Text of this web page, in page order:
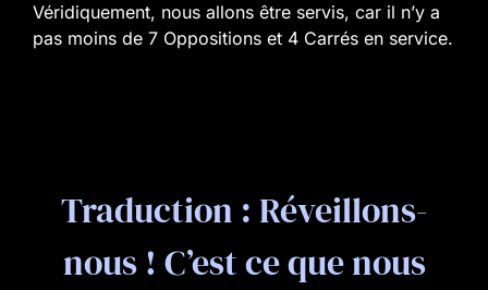
Véridiquement, nous allons être servis, car il n’y a
pas moins de 7 Oppositions et 4 Carrés en service.
Traduction : Réveillons-
nous ! C’est ce que nous